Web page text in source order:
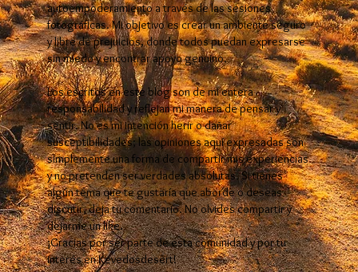
autoempoderamiento a través de las sesiones
fotográficas. Mi objetivo es crear un ambiente seguro
y libre de prejuicios, donde todos puedan expresarse
sin miedo y encontrar apoyo genuino.
Los escritos en este blog son de mi entera
responsabilidad y reflejan mi manera de pensar y
sentir. No es mi intención herir o dañar
susceptibilidades; las opiniones aquí expresadas son
simplemente una forma de compartir mis experiencias
y no pretenden ser verdades absolutas. Si tienes
algún tema que te gustaría que aborde o deseas
discutir, deja tu comentario. No olvides compartir y
dejarme un like.
¡Gracias por ser parte de esta comunidad y por tu
interés en Kevedosdesert!